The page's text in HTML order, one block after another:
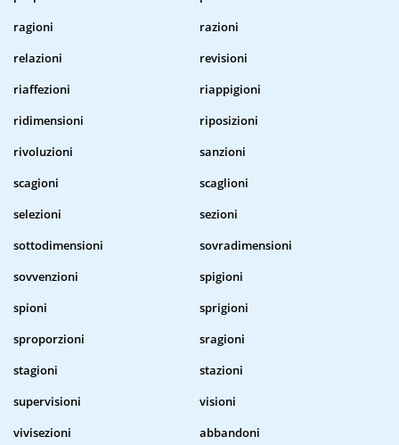
ragioni
razioni
relazioni
revisioni
riaffezioni
riappigioni
ridimensioni
riposizioni
rivoluzioni
sanzioni
scagioni
scaglioni
selezioni
sezioni
sottodimensioni
sovradimensioni
sovvenzioni
spigioni
spioni
sprigioni
sproporzioni
sragioni
stagioni
stazioni
supervisioni
visioni
vivisezioni
abbandoni